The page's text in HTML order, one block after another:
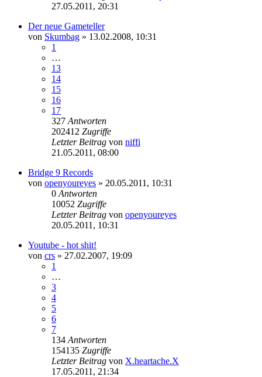
27.05.2011, 20:31
Der neue Gameteller
von Skumbag » 13.02.2008, 10:31
1
…
13
14
15
16
17
327 Antworten
202412 Zugriffe
Letzter Beitrag von niffi
21.05.2011, 08:00
Bridge 9 Records
von openyoureyes » 20.05.2011, 10:31
0 Antworten
10052 Zugriffe
Letzter Beitrag von openyoureyes
20.05.2011, 10:31
Youtube - hot shit!
von crs » 27.02.2007, 19:09
1
…
3
4
5
6
7
134 Antworten
154135 Zugriffe
Letzter Beitrag von X.heartache.X
17.05.2011, 21:34